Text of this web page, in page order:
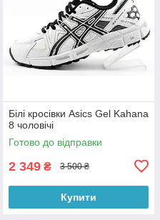
Білі кросівки Asics Gel Kahana
8 чоловічі
Готово до відправки
2 349 ₴ 3 500 ₴
Купити